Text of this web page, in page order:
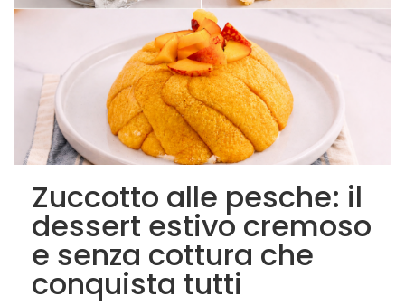
Zuccotto alle pesche: il
dessert estivo cremoso
e senza cottura che
conquista tutti